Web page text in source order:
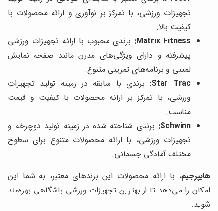
تجهیزات ورزشی، با تمرکز بر نوآوری و ارائه محصولات با
کیفیت بالا.
Matrix Fitness: برندی محبوب با ارائه تجهیزات ورزشی
پیشرفته و دارای ویژگی‌های مدرن مانند صفحه نمایش
لمسی و برنامه‌های تمرینی متنوع.
Star Trac:
برندی با سابقه در زمینه تولید تجهیزات
ورزشی، با تمرکز بر ارائه محصولات با کیفیت و قیمت
مناسب.
Schwinn: برندی شناخته شده در زمینه تولید دوچرخه و
تجهیزات ورزشی، با ارائه محصولات متنوع برای سطوح
مختلف آمادگی جسمانی.
هایپرجیم، با ارائه محصولات این برندهای معتبر، به شما این
امکان را می‌دهد تا از بهترین تجهیزات ورزشی باشگاهی بهره‌مند
شوید.